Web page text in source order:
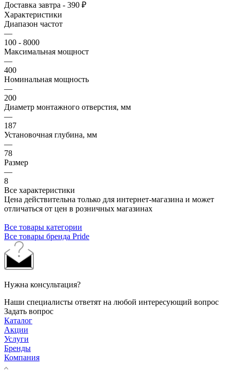
Доставка завтра - 390 ₽
Характеристики
Диапазон частот
—
100 - 8000
Максимальная мощност
—
400
Номинальная мощность
—
200
Диаметр монтажного отверстия, мм
—
187
Установочная глубина, мм
—
78
Размер
—
8
Все характеристики
Цена действительна только для интернет-магазина и может
отличаться от цен в розничных магазинах
Все товары категории
Все товары бренда Pride
Нужна консультация?
Наши специалисты ответят на любой интересующий вопрос
Задать вопрос
Каталог
Акции
Услуги
Бренды
Компания